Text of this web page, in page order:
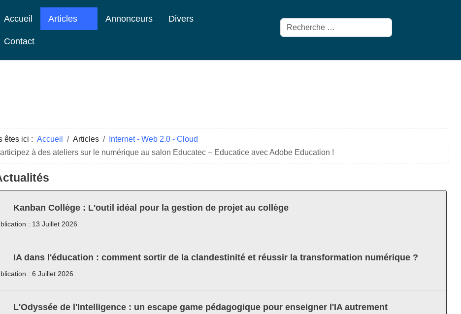
Accueil Articles Annonceurs Divers
Contact
Rechercher
êtes ici : Accueil Articles
Internet - Web 2.0 - Cloud
à des ateliers sur le numérique au salon Educatec – Educatice avec Adobe Education !
Kanban Collège : L'outil idéal pour la gestion de projet au collège
: 13 Juillet 2026
IA dans l'éducation : comment sortir de la clandestinité et réussir la transformation numérique ?
: 6 Juillet 2026
L'Odyssée de l'Intelligence : un escape game pédagogique pour enseigner l'IA autrement